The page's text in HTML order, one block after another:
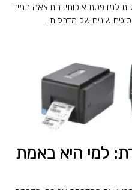
למדפסת איכותי, התוצאה תמיד
שונים של מדבקות...
למי היא באמת